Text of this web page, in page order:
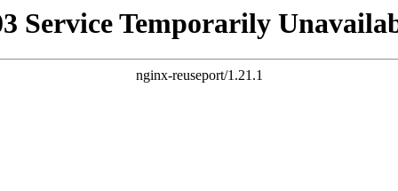
Service Temporarily
nginx-reuseport/1.21.1